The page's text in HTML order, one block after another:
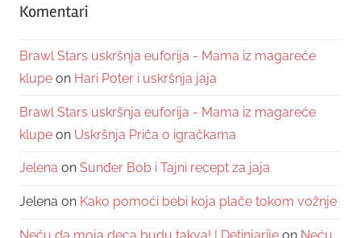
Komentari
Brawl Stars uskršnja euforija - Mama iz magareće
klupe on Hari Poter i uskršnja jaja
Brawl Stars uskršnja euforija - Mama iz magareće
klupe on Uskršnja Priča o igračkama
Jelena on Sunđer Bob i Tajni recept za jaja
Jelena on Kako pomoći bebi koja plače tokom vožnje